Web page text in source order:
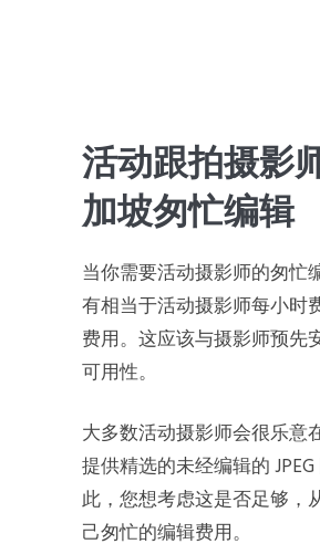
活动跟拍摄影
加坡匆忙编辑
当你需要活动摄影师的匆忙
有相当于活动摄影师每小时
费用。这应该与摄影师预先
可用性。
大多数活动摄影师会很乐意
提供精选的未经编辑的
此，您想考虑这是否足够，
己匆忙的编辑费用。